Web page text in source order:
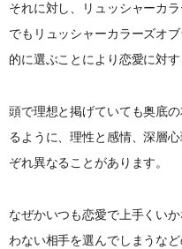
それに対し、リュッシャーカ
でもリュッシャーカラーズオ
的に選ぶことにより恋愛に対
頭で理想と掲げていても奥底
るように、理性と感情、深層
ぞれ異なることがあります。
なぜかいつも恋愛で上手くい
わない相手を選んでしまうな